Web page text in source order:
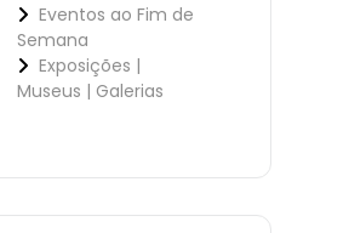
Eventos ao Fim de
Semana
Exposições |
Museus | Galerias